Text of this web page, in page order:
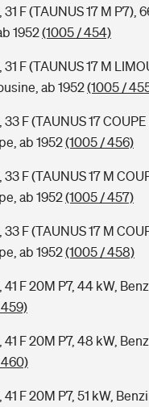
F (TAUNUS 17 M P7),
1952(1005 / 454)
31 F (TAUNUS 17 M
ab 1952(1005 /
33 F (TAUNUS 17 COUPE
ab 1952(1005 / 456)
33 F (TAUNUS 17 M
ab 1952(1005 / 457)
33 F (TAUNUS 17 M
ab 1952(1005 / 458)
41 F 20M P7, 44 kW,
41 F 20M P7, 48 kW,
41 F 20M P7, 51 kW,